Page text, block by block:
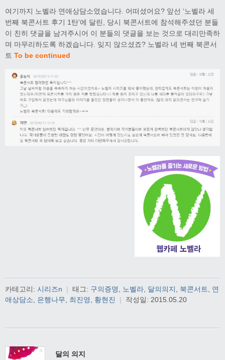
여기까지 노벨라 연애상담소였습니다. 어떠셨어요? 앞선 ‘노벨라 세
번째 북콘서트 후기 1탄’에 달린, 당시 북콘서트에 참석해주셨던 분들
이 친히 댓글을 남겨주시어 이 분들의 댓글을 보는 것으로 대리만족하
며 마무리하도록 하겠습니다. 잊지 않으셨죠? 노벨라 네 번째 북콘서
트 To be continued
카테고리: 시리즈n | 태그: 구의증명 노벨라 달의의지 북콘서트
연
애상담소
은행나무 최진영 황현진 | 작성일: 2015.05.20
달의 의지